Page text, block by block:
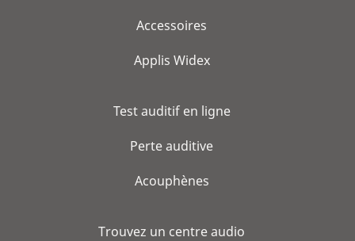
Accessoires
Applis Widex
Test auditif en ligne
Perte auditive
Acouphènes
Trouvez un centre audio